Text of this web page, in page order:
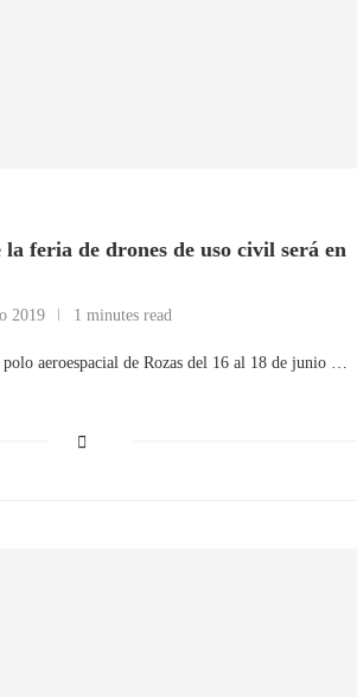
feria de drones de uso civil será en
2019 1 minutes read
aeroespacial de Rozas del 16 al 18 de junio …